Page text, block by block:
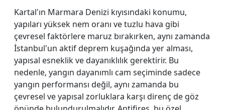
Kartal'ın Marmara Denizi kıyısındaki konumu,
yapıları yüksek nem oranı ve tuzlu hava gibi
çevresel faktörlere maruz bırakırken, aynı zamanda
İstanbul'un aktif deprem kuşağında yer alması,
yapısal esneklik ve dayanıklılık gerektirir. Bu
nedenle, yangın dayanımlı cam seçiminde sadece
yangın performansı değil, aynı zamanda bu
çevresel ve yapısal zorluklara karşı direnç de göz